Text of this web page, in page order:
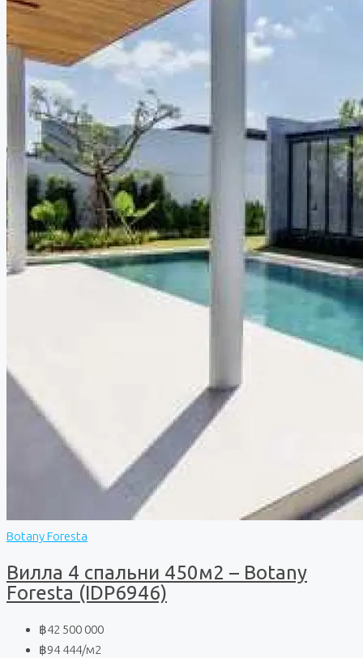
Botany Foresta
Вилла 4 спальни 450м2 – Botany
Foresta (IDP6946)
฿42 500 000
฿94 444/м2